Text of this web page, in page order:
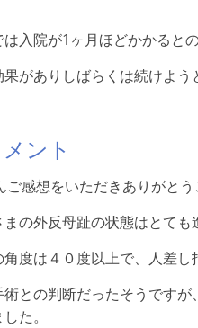
入院が1ヶ月ほどかかると
がありしばらくは続けよう
ント
感想をいただきありがとう
の外反母趾の状態はとても
度は４０度以上で、人差し
との判断だったそうです
た。